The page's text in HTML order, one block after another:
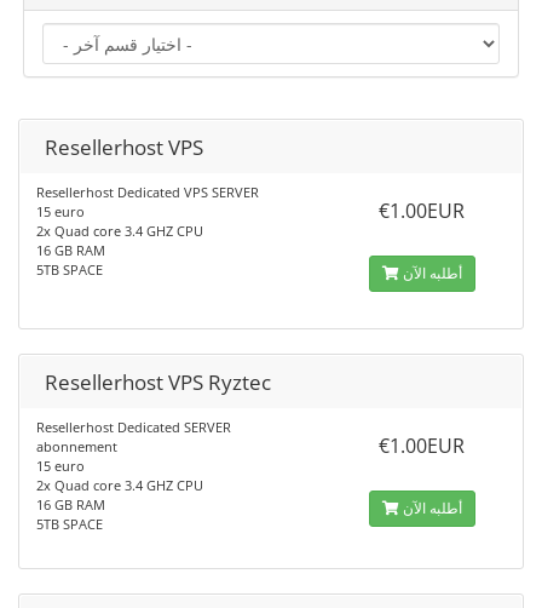
Resellerhost VPS
Resellerhost Dedicated VPS SERVER
15 euro
2x Quad core 3.4 GHZ CPU
16 GB RAM
5TB SPACE
€1.00EUR
أطلبه الآن
Resellerhost VPS Ryztec
Resellerhost Dedicated SERVER
abonnement
15 euro
2x Quad core 3.4 GHZ CPU
16 GB RAM
5TB SPACE
€1.00EUR
أطلبه الآن